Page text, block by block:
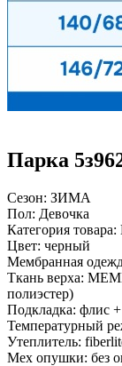
Парка
Сезон: ЗИМА
Пол: Девочка
Категория товара:
Цвет: черный
Мембранная
Ткань верха:
полиэстер)
Подкладка: флис
Температурный
Утеплитель:
Мех опушки: без